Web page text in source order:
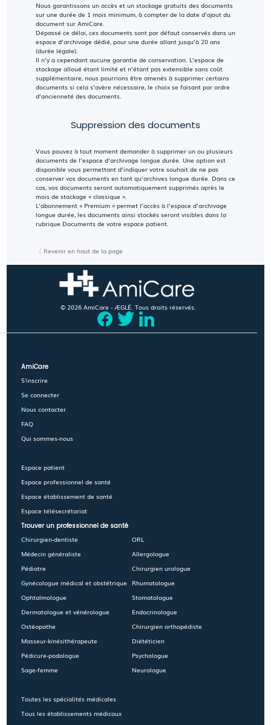
Nous garantissons un accès et un stockage gratuits des documents
sur une durée de 1 mois minimum, à compter de la date d’ajout du
document sur AmiCare.
Dépassé ce délai, ces documents sont par défaut conservés dans un
espace d’archivage dédié, pour une durée allant jusqu’à 20 ans
(durée légale).
Il n’y a cependant aucune garantie de conservation. L’espace de
stockage alloué étant limité et n’étant pas extensible sans coût
supplémentaire, nous pourrions être amenés à supprimer certains
documents si cela s’avère nécessaire, le choix se faisant par ordre
d’ancienneté des documents.
Suppression des documents
Vous pouvez à tout moment demander à supprimer un ou plusieurs
documents de l’espace d’archivage longue durée. Une option est
disponible vous permettant d’indiquer votre souhait de ne pas
conserver vos documents en tant qu’archives longue durée. Dans ce
cas, vos documents seront automatiquement supprimés après le
mois de stockage « classique ».
L’abonnement « Premium » permet l’accès à l’espace d’archivage
longue durée, les documents ainsi stockés seront visibles dans la
rubrique Documents de votre espace patient.
〈 Revenir en haut de la page
© 2026 AmiCare - ÆGLÉ. Tous droits réservés.
AmiCare
S'inscrire
Se connecter
Nous contacter
FAQ
Qui sommes-nous
Espace patient
Espace professionnel de santé
Espace établissement de santé
Espace télésecrétariat
Trouver un professionnel de santé
Chirurgien-dentiste
Médecin généraliste
Pédiatre
Gynécologue médical et obstétrique
Ophtalmologue
Dermatologue et vénérologue
Ostéopathe
Masseur-kinésithérapeute
Pédicure-podologue
Sage-femme
Toutes les spécialités médicales
Tous les établissements médicaux
ORL
Allergologue
Chirurgien urologue
Rhumatologue
Stomatologue
Endocrinologue
Chirurgien orthopédiste
Diététicien
Psychologue
Neurologue